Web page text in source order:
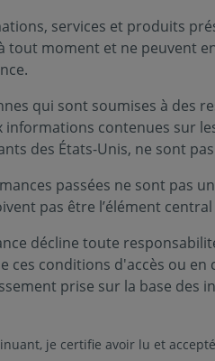
de fonds
sur les
de la Multigestion
en 2007
services et produits
tout moment et ne peuvent
qui sont soumises à des
informations contenues sur
des États-Unis, ne sont
passées ne sont pas
pas être l’élément
décline toute
ces conditions d'accès ou en
prise sur la base des
je certifie avoir lu et